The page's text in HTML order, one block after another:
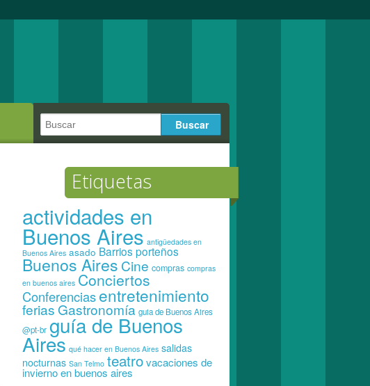
Etiquetas
actividades en
Buenos Aires antigüedades en
Buenos Aires asado Barrios porteños
Buenos Aires Cine compras compras
en buenos aires Conciertos
Conferencias entretenimiento
ferias Gastronomía guia de Buenos Aires
@pt-br guía de Buenos
Aires qué hacer en Buenos Aires salidas
nocturnas San Telmo teatro vacaciones de
invierno en buenos aires